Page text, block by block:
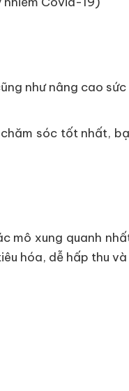
như nâng cao
sóc tốt nhất,
mô xung quanh
hóa, dễ hấp thu